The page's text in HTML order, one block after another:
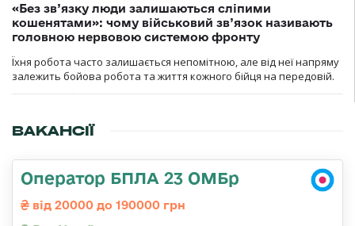
«Без зв’язку люди залишаються сліпими
кошенятами»: чому військовий зв’язок називають
головною нервовою системою фронту
Їхня робота часто залишається непомітною, але від неї напряму
залежить бойова робота та життя кожного бійця на передовій.
ВАКАНСІЇ
Оператор БПЛА 23 ОМБр
від 20000 до 190000 грн